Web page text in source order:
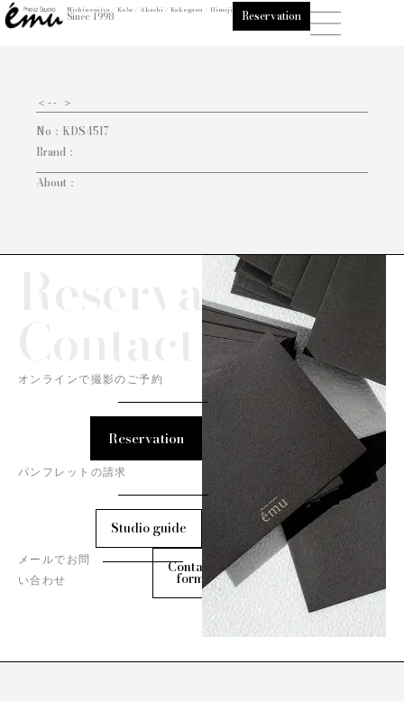
内
容
Nishinomiya / Kobe / Akashi / Kakogawa / Himeji
Since 1998 Reservation
＜-- ＞
No： KDS4517
Brand：
About：
Reservation/
オンラインで撮影のご予約
Reservation
パンフレットの請求
Studio guide
メールでお問
い合わせ
Contact
form